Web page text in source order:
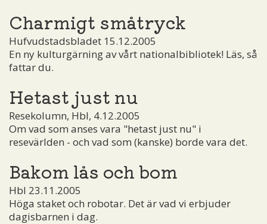
Charmigt småtryck
Hufvudstadsbladet 15.12.2005
En ny kulturgärning av vårt nationalbibliotek! Läs, så
fattar du.
Hetast just nu
Resekolumn, Hbl, 4.12.2005
Om vad som anses vara "hetast just nu" i
resevärlden - och vad som (kanske) borde vara det.
Bakom lås och bom
Hbl 23.11.2005
Höga staket och robotar. Det är vad vi erbjuder
dagisbarnen i dag.